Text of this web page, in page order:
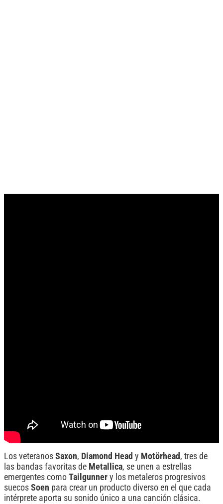
Los veteranos Saxon, Diamond Head y Motörhead , tres de
las bandas favoritas de Metallica, se unen a estrellas
emergentes como Tailgunner y los metaleros progresivos
suecos Soen para crear un producto diverso en el que cada
intérprete aporta su sonido único a una canción clásica.